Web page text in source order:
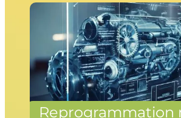
Reprogrammation